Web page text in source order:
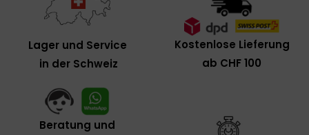
Lager und Service
in der Schweiz
Kostenlose Lieferung
ab CHF 100
Beratung und